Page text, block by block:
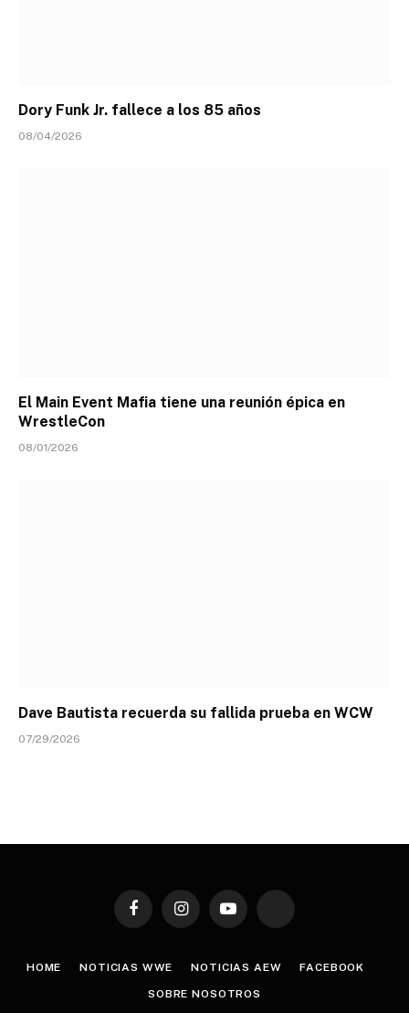
Dory Funk Jr. fallece a los 85 años
08/04/2026
El Main Event Mafia tiene una reunión épica en
WrestleCon
08/01/2026
Dave Bautista recuerda su fallida prueba en WCW
07/29/2026
FacebookInstagramYouTube TikTok
HOME NOTICIAS WWE NOTICIAS AEW FACEBOOK
SOBRE NOSOTROS